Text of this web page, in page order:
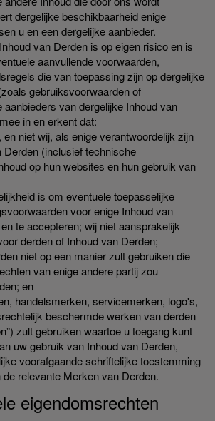
dergelijke beschikbaarheid enige
u en een dergelijke aanbieder.
van Derden is op eigen risico en is
aanvullende voorwaarden,
die van toepassing zijn op dergelijke
gebruiksvoorwaarden of
aanbieders van dergelijke Inhoud van
in en erkent dat:
niet wij, als enige verantwoordelijk zijn
Derden (inclusief technische
op hun websites en hun gebruik van
is om eventuele toepasselijke
voor enige Inhoud van
te accepteren; wij niet aansprakelijk
derden of Inhoud van Derden;
niet op een manier zult gebruiken die
van enige andere partij zou
en
handelsmerken, servicemerken, logo's,
beschermde werken van derden
zult gebruiken waartoe u toegang kunt
uw gebruik van Inhoud van Derden,
voorafgaande schriftelijke toestemming
relevante Merken van Derden.
eigendomsrechten